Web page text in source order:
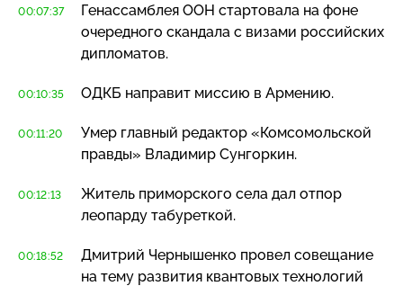
00:07:37
Генассамблея ООН стартовала на фоне
очередного скандала с визами российских
дипломатов.
00:10:35 ОДКБ направит миссию в Армению.
00:11:20
Умер главный редактор «Комсомольской
правды» Владимир Сунгоркин.
00:12:13
Житель приморского села дал отпор
леопарду табуреткой.
00:18:52
Дмитрий Чернышенко провел совещание
на тему развития квантовых технологий